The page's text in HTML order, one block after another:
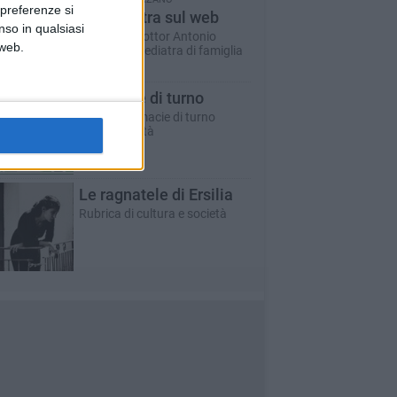
si
in qualsiasi
Un pediatra sul web
A cura del dottor Antonio
Marzano - pediatra di famiglia
Farmacie di turno
Tutte le farmacie di turno
aperte in città
Le ragnatele di Ersilia
Rubrica di cultura e società